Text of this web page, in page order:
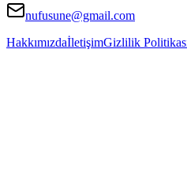
nufusune@gmail.com
HakkımızdaİletişimGizlilik